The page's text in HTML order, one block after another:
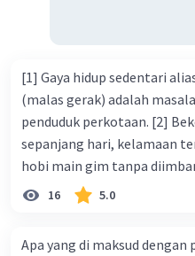
penolong dan pendiam
[1] Gaya hidup sedentari
(malas gerak) adalah
penduduk perkotaan. [2]
sepanjang hari, kelamaan
hobi main gim tanpa
bentuk dari gaya hidup
salah satu orang yang
16 5.0
Apa yang di maksud